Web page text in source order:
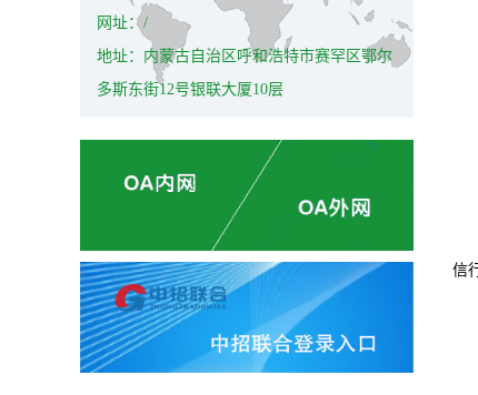
网址：/
地址：内蒙古自治区呼和浩特市赛罕区鄂尔
多斯东街12号银联大厦10层
信